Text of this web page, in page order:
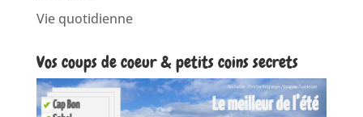
Vie quotidienne
Vos coups de coeur & petits coins secrets